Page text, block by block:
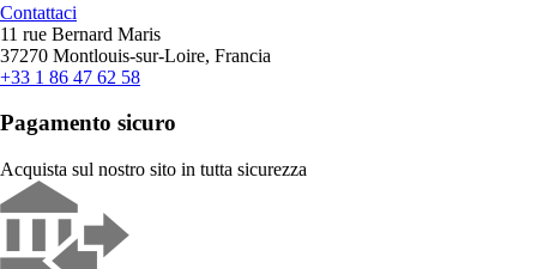
Contattaci
11 rue Bernard Maris
37270 Montlouis-sur-Loire, Francia
+33 1 86 47 62 58
Pagamento sicuro
Acquista sul nostro sito in tutta sicurezza